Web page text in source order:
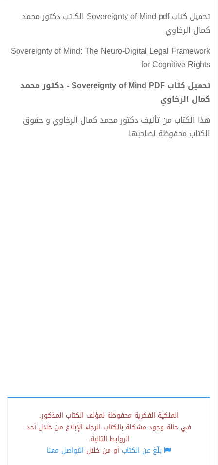
تحميل كتاب Sovereignty of Mind pdf الكاتب دكتور محمد
كمال الرخاوي
Sovereignty of Mind: The Neuro-Digital Legal Framework
for Cognitive Rights
تحميل كتاب Sovereignty of Mind PDF - دكتور محمد
كمال الرخاوي
هذا الكتاب من تأليف دكتور محمد كمال الرخاوي و حقوق
الكتاب محفوظة لصاحبها
الملكية الفكرية محفوظة لمؤلف الكتاب المذكور.
في حالة وجود مشكلة بالكتاب الرجاء الإبلاغ من خلال أحد
الروابط التالية:
بلّغ عن الكتاب أو من خلال التواصل معنا